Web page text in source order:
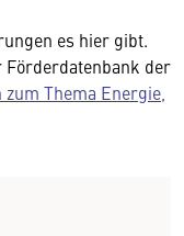
es hier gibt.
Förderdatenbank der
Thema Energie,